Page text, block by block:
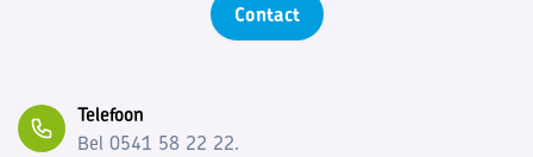
Contact
Telefoon
Bel 0541 58 22 22.